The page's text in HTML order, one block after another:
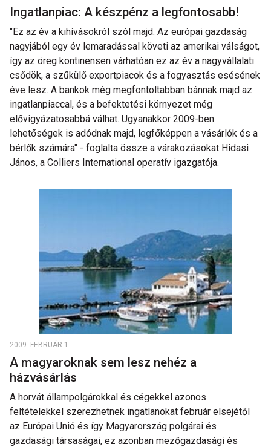
Ingatlanpiac: A készpénz a legfontosabb!
"Ez az év a kihívásokról szól majd. Az európai gazdaság
nagyjából egy év lemaradással követi az amerikai válságot,
így az öreg kontinensen várhatóan ez az év a nagyvállalati
csődök, a szűkülő exportpiacok és a fogyasztás esésének
éve lesz. A bankok még megfontoltabban bánnak majd az
ingatlanpiaccal, és a befektetési környezet még
elővigyázatosabbá válhat. Ugyanakkor 2009-ben
lehetőségek is adódnak majd, legfőképpen a vásárlók és a
bérlők számára" - foglalta össze a várakozásokat Hidasi
János, a Colliers International operatív igazgatója.
2009. FEBRUÁR 1.
A magyaroknak sem lesz nehéz a
házvásárlás
A horvát állampolgárokkal és cégekkel azonos
feltételekkel szerezhetnek ingatlanokat február elsejétől
az Európai Unió és így Magyarország polgárai és
gazdasági társaságai, ez azonban mezőgazdasági és